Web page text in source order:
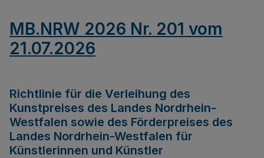
MB.NRW 2026 Nr. 201 vom
21.07.2026
Richtlinie für die Verleihung des
Kunstpreises des Landes Nordrhein-
Westfalen sowie des Förderpreises des
Landes Nordrhein-Westfalen für
Künstlerinnen und Künstler